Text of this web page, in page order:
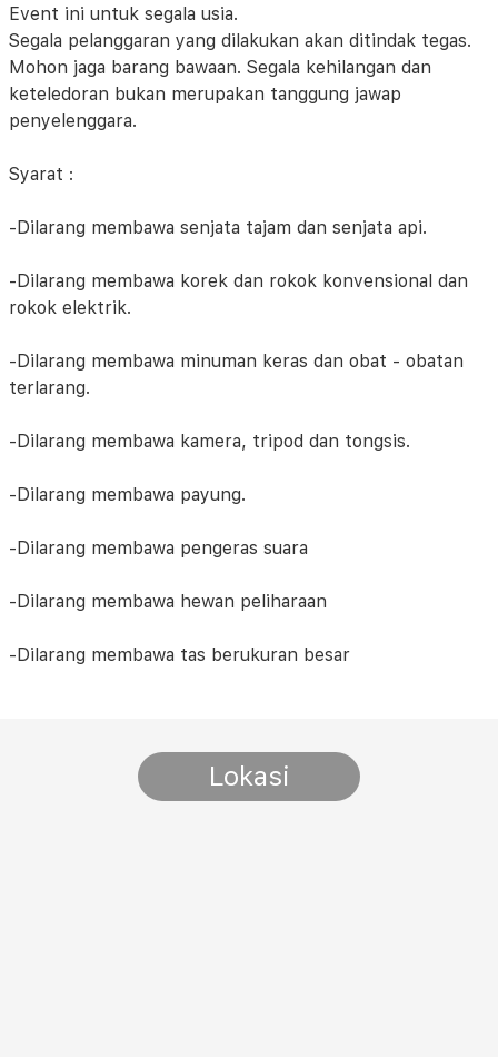
Event ini untuk segala usia.
Segala pelanggaran yang dilakukan akan ditindak tegas.
Mohon jaga barang bawaan. Segala kehilangan dan
keteledoran bukan merupakan tanggung jawap
penyelenggara.
Syarat :
-Dilarang membawa senjata tajam dan senjata api.
-Dilarang membawa korek dan rokok konvensional dan
rokok elektrik.
-Dilarang membawa minuman keras dan obat - obatan
terlarang.
-Dilarang membawa kamera, tripod dan tongsis.
-Dilarang membawa payung.
-Dilarang membawa pengeras suara
-Dilarang membawa hewan peliharaan
-Dilarang membawa tas berukuran besar
Lokasi